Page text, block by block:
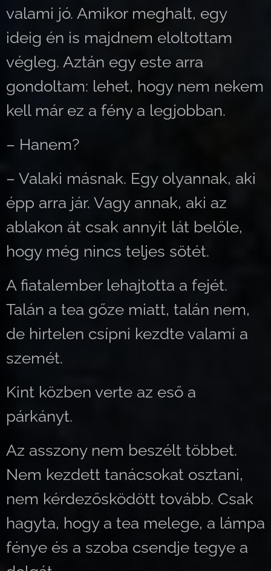
valami jó. Amikor meghalt, egy
ideig én is majdnem eloltottam
végleg. Aztán egy este arra
gondoltam: lehet, hogy nem nekem
kell már ez a fény a legjobban.
– Hanem?
– Valaki másnak. Egy olyannak, aki
épp arra jár. Vagy annak, aki az
ablakon át csak annyit lát belőle,
hogy még nincs teljes sötét.
A fiatalember lehajtotta a fejét.
Talán a tea gőze miatt, talán nem,
de hirtelen csípni kezdte valami a
szemét.
Kint közben verte az eső a
párkányt.
Az asszony nem beszélt többet.
Nem kezdett tanácsokat osztani,
nem kérdezősködött tovább. Csak
hagyta, hogy a tea melege, a lámpa
fénye és a szoba csendje tegye a